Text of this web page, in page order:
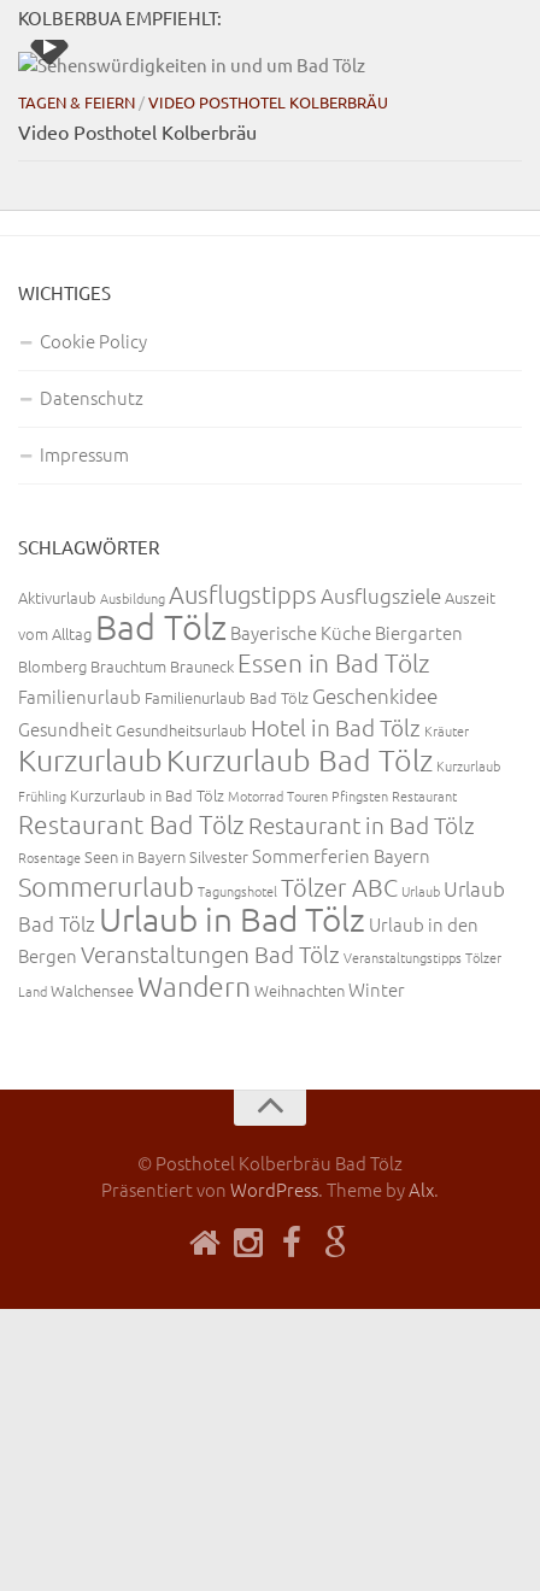
KOLBERBUA EMPFIEHLT:
TAGEN & FEIERN /VIDEO POSTHOTEL KOLBERBRÄU
Video Posthotel Kolberbräu
WICHTIGES
Cookie Policy
Datenschutz
Impressum
SCHLAGWÖRTER
Aktivurlaub AusbildungAusflugstippsAusflugszieleAuszeit
vom Alltag Bad Tölz Bayerische KücheBiergarten
Blomberg Brauchtum Brauneck Essen in Bad Tölz
Familienurlaub Familienurlaub Bad Tölz Geschenkidee
Gesundheit Gesundheitsurlaub Hotel in Bad Tölz Kräuter
Kurzurlaub Kurzurlaub Bad Tölz Kurzurlaub
Frühling Kurzurlaub in Bad Tölz Motorrad Touren Pfingsten Restaurant
Restaurant Bad Tölz Restaurant in Bad Tölz
RosentageSeen in BayernSilvesterSommerferien Bayern
Sommerurlaub Tagungshotel Tölzer ABC Urlaub Urlaub
Bad Tölz Urlaub in Bad Tölz Urlaub in den
BergenVeranstaltungen Bad Tölz Veranstaltungstipps Tölzer
LandWalchensee Wandern WeihnachtenWinter
© Posthotel Kolberbräu Bad Tölz
Präsentiert vonWordPress. Theme byAlx.